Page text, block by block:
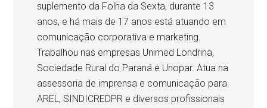
suplemento da Folha da Sexta, durante 13
anos, e há mais de 17 anos está atuando em
comunicação corporativa e marketing.
Trabalhou nas empresas Unimed Londrina,
Sociedade Rural do Paraná e Unopar. Atua na
assessoria de imprensa e comunicação para
AREL, SINDICREDPR e diversos profissionais